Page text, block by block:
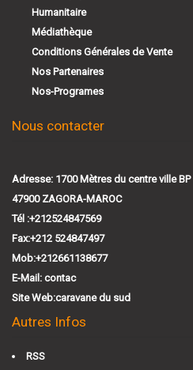
Humanitaire
Médiathèque
Conditions Générales de Vente
Nos Partenaires
Nos-Programes
Nous contacter
Adresse: 1700 Mètres du centre ville BP
47900 ZAGORA-MAROC
Tél :+212524847569
Fax:+212 524847497
Mob:+212661138677
E-Mail: contac
Site Web:caravane du sud
Autres Infos
RSS